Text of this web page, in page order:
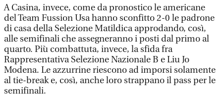
A Casina, invece, come da pronostico le americane
del Team Fussion Usa hanno sconfitto 2-0 le padrone
di casa della Selezione Matildica approdando, così,
alle semifinali che assegneranno i posti dal primo al
quarto. Più combattuta, invece, la sfida fra
Rappresentativa Selezione Nazionale B e Liu Jo
Modena. Le azzurrine riescono ad imporsi solamente
al tie-break e, così, anche loro strappano il pass per le
semifinali.